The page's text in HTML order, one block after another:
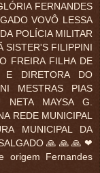
FERNANDES
VOVÔ LESSA
POLÍCIA MILITAR
SISTER'S FILIPPINI
FREIRA FILHA DE
DIRETORA DO
MESTRAS PIAS
MAYSA G.
REDE MUNICIPAL
MUNICIPAL DA
origem Fernandes